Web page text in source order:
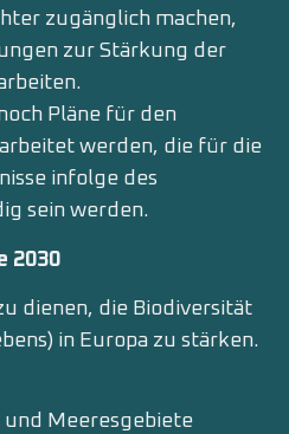
zugänglich machen,
zur Stärkung der
Pläne für den
werden, die für die
infolge des
sein werden.
2030
dienen, die Biodiversität
in Europa zu stärken.
und Meeresgebiete